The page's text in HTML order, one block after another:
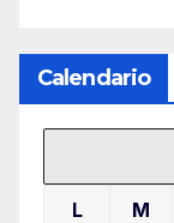
Calendario
L M